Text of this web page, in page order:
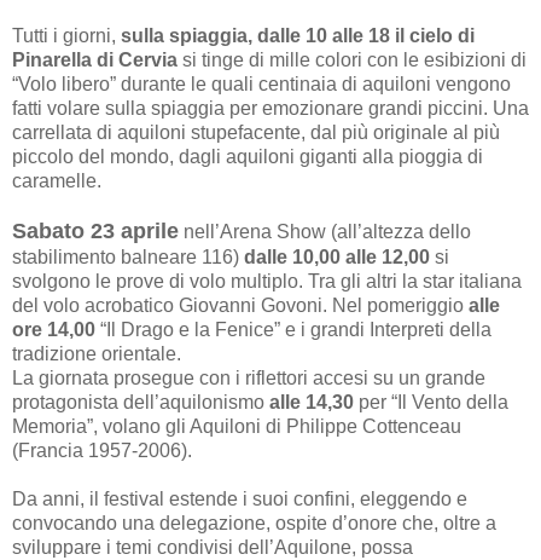
Tutti i giorni, sulla spiaggia, dalle 10 alle 18 il cielo di
Pinarella di Cervia si tinge di mille colori con le esibizioni di
“Volo libero” durante le quali centinaia di aquiloni vengono
fatti volare sulla spiaggia per emozionare grandi piccini. Una
carrellata di aquiloni stupefacente, dal più originale al più
piccolo del mondo, dagli aquiloni giganti alla pioggia di
caramelle.
Sabato 23 aprile nell’Arena Show (all’altezza dello
stabilimento balneare 116) dalle 10,00 alle 12,00 si
svolgono le prove di volo multiplo. Tra gli altri la star italiana
del volo acrobatico Giovanni Govoni. Nel pomeriggio alle
ore 14,00 “Il Drago e la Fenice” e i grandi Interpreti della
tradizione orientale.
La giornata prosegue con i riflettori accesi su un grande
protagonista dell’aquilonismo alle 14,30 per “Il Vento della
Memoria”, volano gli Aquiloni di Philippe Cottenceau
(Francia 1957-2006).
Da anni, il festival estende i suoi confini, eleggendo e
convocando una delegazione, ospite d’onore che, oltre a
sviluppare i temi condivisi dell’Aquilone, possa